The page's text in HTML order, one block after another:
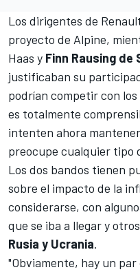
Los dirigentes de
proyecto de Alpine,
Haas y Finn Rausing de
justificaban su
podrían competir con
es totalmente
intenten ahora
preocupe cualquier tipo
Los dos bandos tienen
sobre el impacto de la
considerarse, con
que se iba a llegar y
Rusia y Ucrania.
"Obviamente, hay un